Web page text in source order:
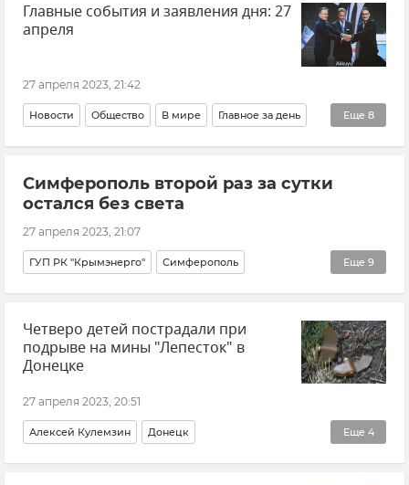
Транспорт
Кадровые перестановки во властных структурах Крыма и Севастополя
Главные события и заявления дня: 27
апреля
27 апреля 2023, 21:42
Еще 8
Новости Общество В мире Главное за день
Турция Россия Украина Марат Касем
Владимир Путин посетил Мариуполь
Реджеп Тайип Эрдоган Новости СВО
Симферополь второй раз за сутки
остался без света
27 апреля 2023, 21:07
Еще 9
ГУП РК "Крымэнерго" Симферополь
Прокуратура Республики Крым Городская среда
ЖКХ ЖКХ Крыма и Севастополя Общество
Новости
Четверо детей пострадали при
подрыве на мины "Лепесток" в
Донецке
27 апреля 2023, 20:51
Еще 4
Алексей Кулемзин Донецк
Донецкая Народная Республика (ДНР)